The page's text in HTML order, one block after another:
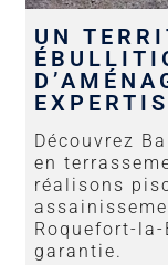
UN
Découvrez
en
réalisons
Roquefort-
garantie.